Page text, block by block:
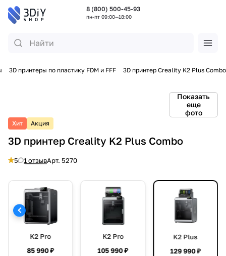
8 (800) 500-45-93
пн-пт 09:00—18:00
3D принтеры по пластику FDM и FFF 3D принтер Creality K2 Plus Combo
Показать
еще
фото
Хит Акция
3D принтер Creality K2 Plus Combo
5 1 отзывАрт. 5270
K2 Pro
85 990 ₽
K2 Pro
105 990 ₽
K2 Plus
129 990 ₽